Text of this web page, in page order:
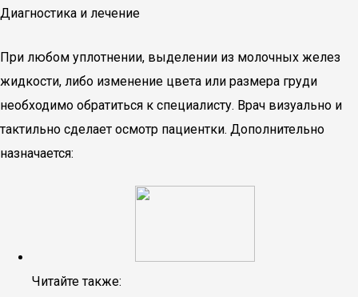
Диагностика и лечение
При любом уплотнении, выделении из молочных желез
жидкости, либо изменение цвета или размера груди
необходимо обратиться к специалисту. Врач визуально и
тактильно сделает осмотр пациентки. Дополнительно
назначается:
Читайте также: